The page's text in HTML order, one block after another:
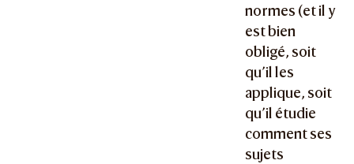
normes (et il y
est bien
obligé, soit
qu’il les
applique, soit
qu’il étudie
comment ses
sujets